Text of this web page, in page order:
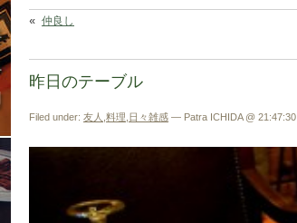
« 仲良し
昨日のテーブル
Filed under: 友人 料理 日々雑感 — Patra ICHIDA @ 21:47:30